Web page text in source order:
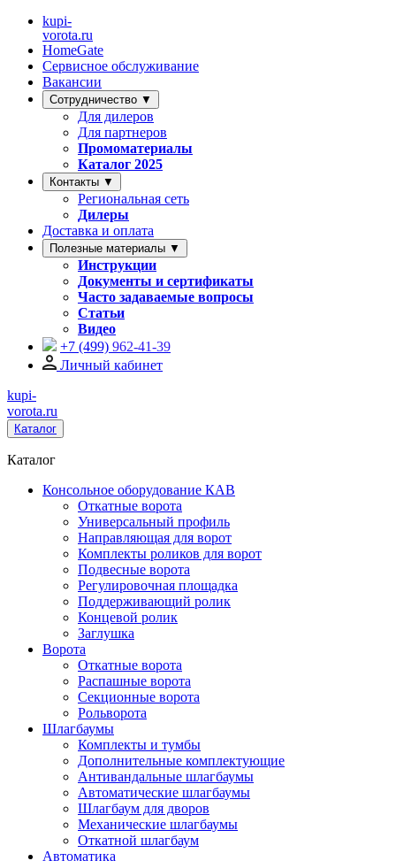
kupi-
vorota.ru
HomeGate
Сервисное обслуживание
Вакансии
Сотрудничество ▼
Для дилеров
Для партнеров
Промоматериалы
Каталог 2025
Контакты ▼
Региональная сеть
Дилеры
Доставка и оплата
Полезные материалы ▼
Инструкции
Документы и сертификаты
Часто задаваемые вопросы
Статьи
Видео
+7 (499) 962-41-39
Личный кабинет
kupi-
vorota.ru
Каталог
Каталог
Консольное оборудование КАВ
Откатные ворота
Универсальный профиль
Направляющая для ворот
Комплекты роликов для ворот
Подвесные ворота
Регулировочная площадка
Поддерживающий ролик
Концевой ролик
Заглушка
Ворота
Откатные ворота
Распашные ворота
Секционные ворота
Рольворота
Шлагбаумы
Комплекты и тумбы
Дополнительные комплектующие
Антивандальные шлагбаумы
Автоматические шлагбаумы
Шлагбаум для дворов
Механические шлагбаумы
Откатной шлагбаум
Автоматика